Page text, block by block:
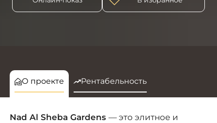
О проекте Рентабельность
Nad Al Sheba Gardens — это элитное и